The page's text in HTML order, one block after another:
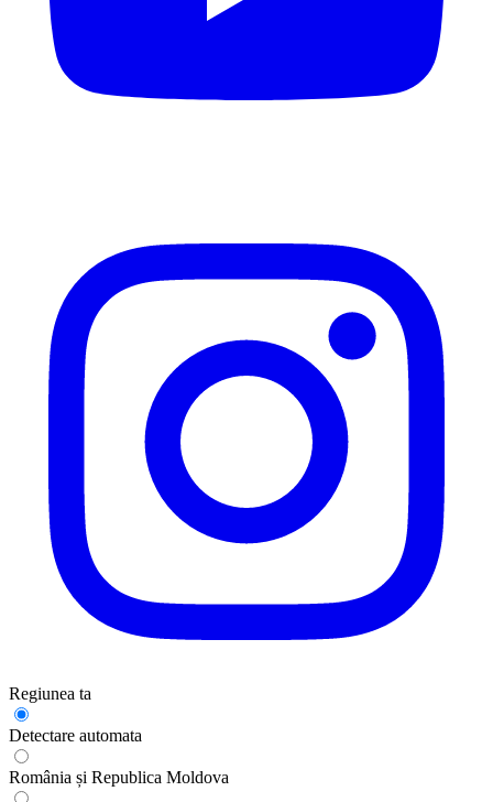
Regiunea ta
Detectare automata
România și Republica Moldova